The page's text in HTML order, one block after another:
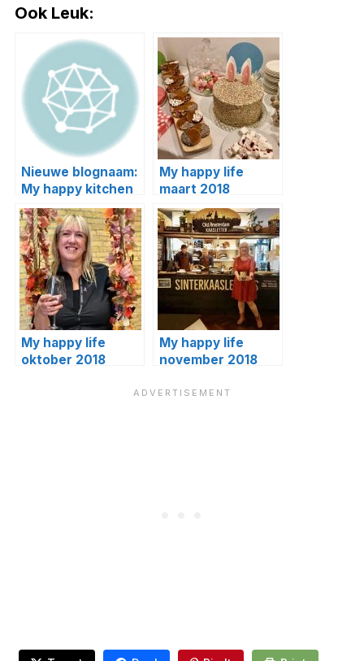
Ook Leuk:
Nieuwe blognaam:
My happy kitchen
& lifestyle!
My happy life
maart 2018
My happy life
oktober 2018
My happy life
november 2018